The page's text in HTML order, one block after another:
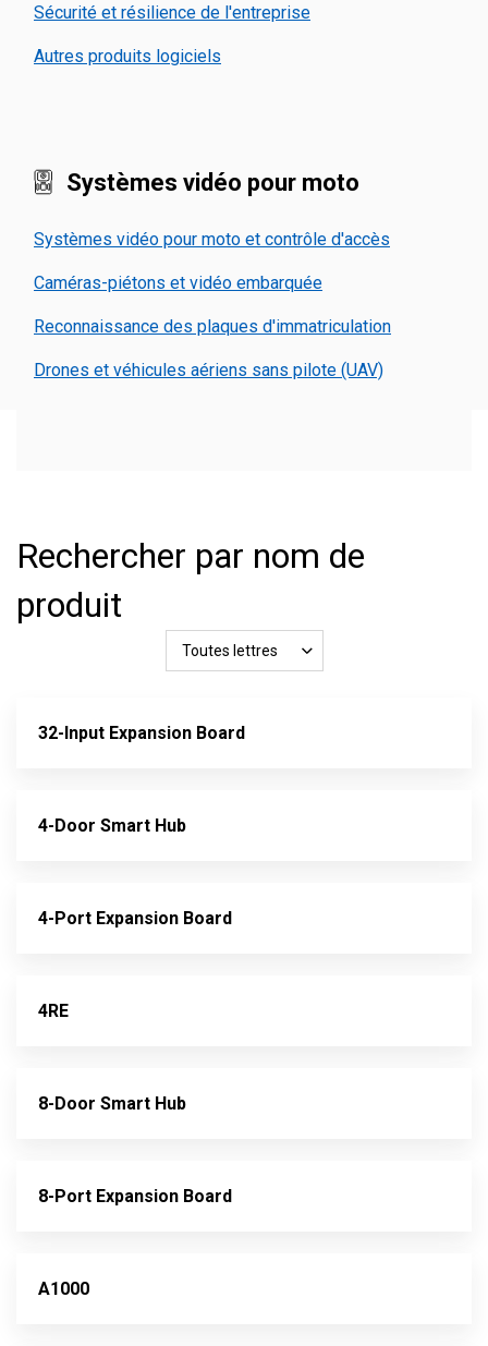
Sécurité et résilience de l'entreprise
Autres produits logiciels
Systèmes vidéo pour moto
Systèmes vidéo pour moto et contrôle d'accès
Caméras-piétons et vidéo embarquée
Reconnaissance des plaques d'immatriculation
Drones et véhicules aériens sans pilote (UAV)
Rechercher par nom de
produit
Toutes lettres
32-Input Expansion Board
4-Door Smart Hub
4-Port Expansion Board
4RE
8-Door Smart Hub
8-Port Expansion Board
A1000